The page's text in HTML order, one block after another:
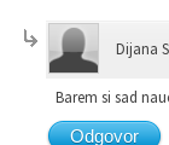
Dijana
Barem si sad
Odgovor